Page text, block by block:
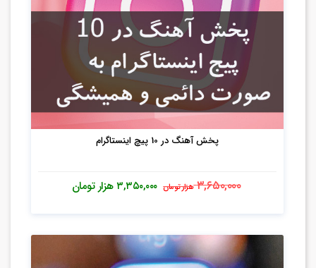
پخش آهنگ در 10 پیچ اینستاگرام
۳,۶۵۰,۰۰۰ هزار تومان ۳,۳۵۰,۰۰۰هزار تومان